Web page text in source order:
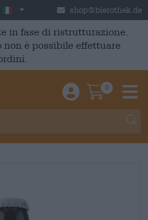
Italia shop@bierothek.de
in fase di ristrutturazione.
non è possibile effettuare
Einloggen /
0